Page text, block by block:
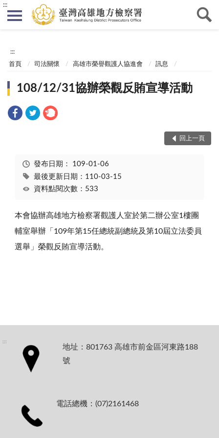
:::
:::
首頁 司法關懷 高雄市榮譽觀護人協進會 訊息
108/12/31協辦榮觀反賄宣導活動
回上一頁
發布日期： 109-01-06
最後更新日期：110-03-15
資料點閱次數：533
本會協辦高雄地方檢察署觀護人室於第二辦公室1樓團
輔室舉辦「109年第15任總統副總統及第10屆立法委員
選舉」榮觀反賄宣導活動。
:::
地址：801763 高雄市前金區河東路188
號
電話總機：(07)2161468